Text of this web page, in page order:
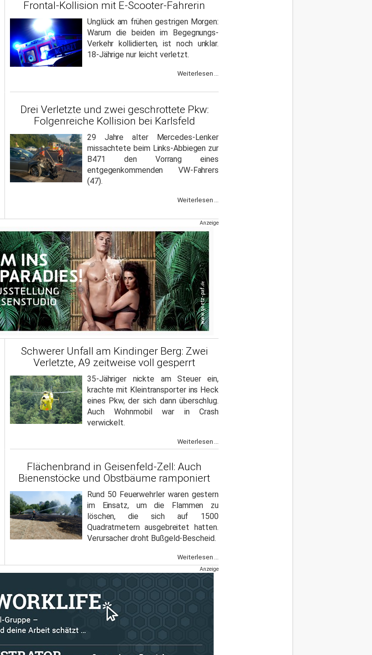
Frontal-Kollision mit E-Scooter-Fahrerin
Unglück am frühen gestrigen Morgen:
Warum die beiden im Begegnungs-
Verkehr kollidierten, ist noch unklar.
18-Jährige nur leicht verletzt.
Weiterlesen ...
Drei Verletzte und zwei geschrottete Pkw:
Folgenreiche Kollision bei Karlsfeld
29 Jahre alter Mercedes-Lenker
missachtete beim Links-Abbiegen zur
B471 den Vorrang eines
entgegenkommenden VW-Fahrers
(47).
Weiterlesen ...
Anzeige
Schwerer Unfall am Kindinger Berg: Zwei
Verletzte, A9 zeitweise voll gesperrt
35-Jähriger nickte am Steuer ein,
krachte mit Kleintransporter ins Heck
eines Pkw, der sich dann überschlug.
Auch Wohnmobil war in Crash
verwickelt.
Weiterlesen ...
Flächenbrand in Geisenfeld-Zell: Auch
Bienenstöcke und Obstbäume ramponiert
Rund 50 Feuerwehrler waren gestern
im Einsatz, um die Flammen zu
löschen, die sich auf 1500
Quadratmetern ausgebreitet hatten.
Verursacher droht Bußgeld-Bescheid.
Weiterlesen ...
Anzeige